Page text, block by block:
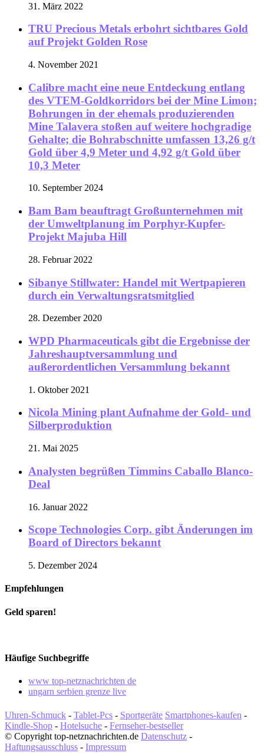
31. März 2022
TRU Precious Metals erbohrt sichtbares Gold
auf Projekt Golden Rose
4. November 2021
Calibre macht eine neue Entdeckung entlang
des VTEM-Goldkorridors bei der Mine Limon;
Bohrungen in der ehemals produzierenden
Mine Talavera stoßen auf weitere hochgradige
Gehalte; die Bohrabschnitte umfassen 13,26 g/t
Gold über 4,9 Meter und 4,92 g/t Gold über
10,3 Meter
10. September 2024
Bam Bam beauftragt Großunternehmen mit
der Umweltplanung im Porphyr-Kupfer-
Projekt Majuba Hill
28. Februar 2022
Sibanye Stillwater: Handel mit Wertpapieren
durch ein Verwaltungsratsmitglied
28. Dezember 2020
WPD Pharmaceuticals gibt die Ergebnisse der
Jahreshauptversammlung und
außerordentlichen Versammlung bekannt
1. Oktober 2021
Nicola Mining plant Aufnahme der Gold- und
Silberproduktion
21. Mai 2025
Analysten begrüßen Timmins Caballo Blanco-
Deal
16. Januar 2022
Scope Technologies Corp. gibt Änderungen im
Board of Directors bekannt
5. Dezember 2024
Empfehlungen
Geld sparen!
Häufige Suchbegriffe
www top-netznachrichten de
ungarn serbien grenze live
Uhren-Schmuck - Tablet-Pcs - Sportgeräte Smartphones-kaufen -
Kindle-Shop - Hotelsuche - Fernseher-bestseller
© Copyright top-netznachrichten.de Datenschutz -
Haftungsausschluss - Impressum